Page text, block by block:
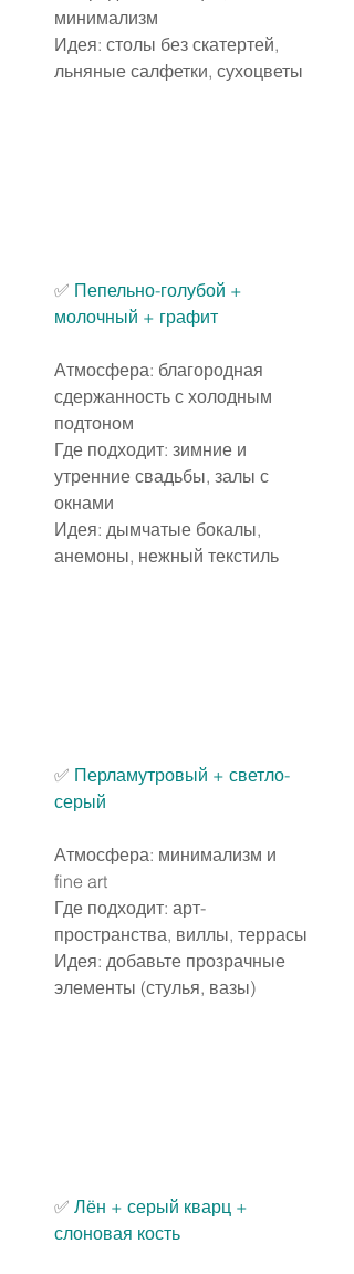
минимализм
Идея: столы без скатертей,
льняные салфетки, сухоцветы
✅ Пепельно-голубой +
молочный + графит
Атмосфера: благородная
сдержанность с холодным
подтоном
Где подходит: зимние и
утренние свадьбы, залы с
окнами
Идея: дымчатые бокалы,
анемоны, нежный текстиль
✅ Перламутровый + светло-
серый
Атмосфера: минимализм и
fine art
Где подходит: арт-
пространства, виллы, террасы
Идея: добавьте прозрачные
элементы (стулья, вазы)
✅ Лён + серый кварц +
слоновая кость